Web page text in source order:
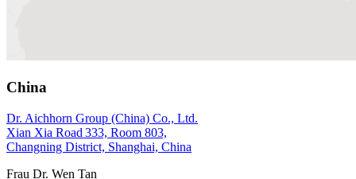
China
Dr. Aichhorn Group (China) Co., Ltd.
Xian Xia Road 333, Room 803,
Changning District, Shanghai, China
Frau Dr. Wen Tan